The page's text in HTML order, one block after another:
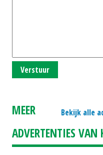
Verstuur
Bekijk alle
MEER
ADVERTENTIES